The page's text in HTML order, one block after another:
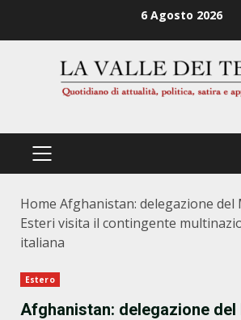
6 Agosto 2026
PRIMÄRES
Home Afghanistan: delegazione
Esteri visita il contingente
italiana
Estero
Afghanistan: delegazione